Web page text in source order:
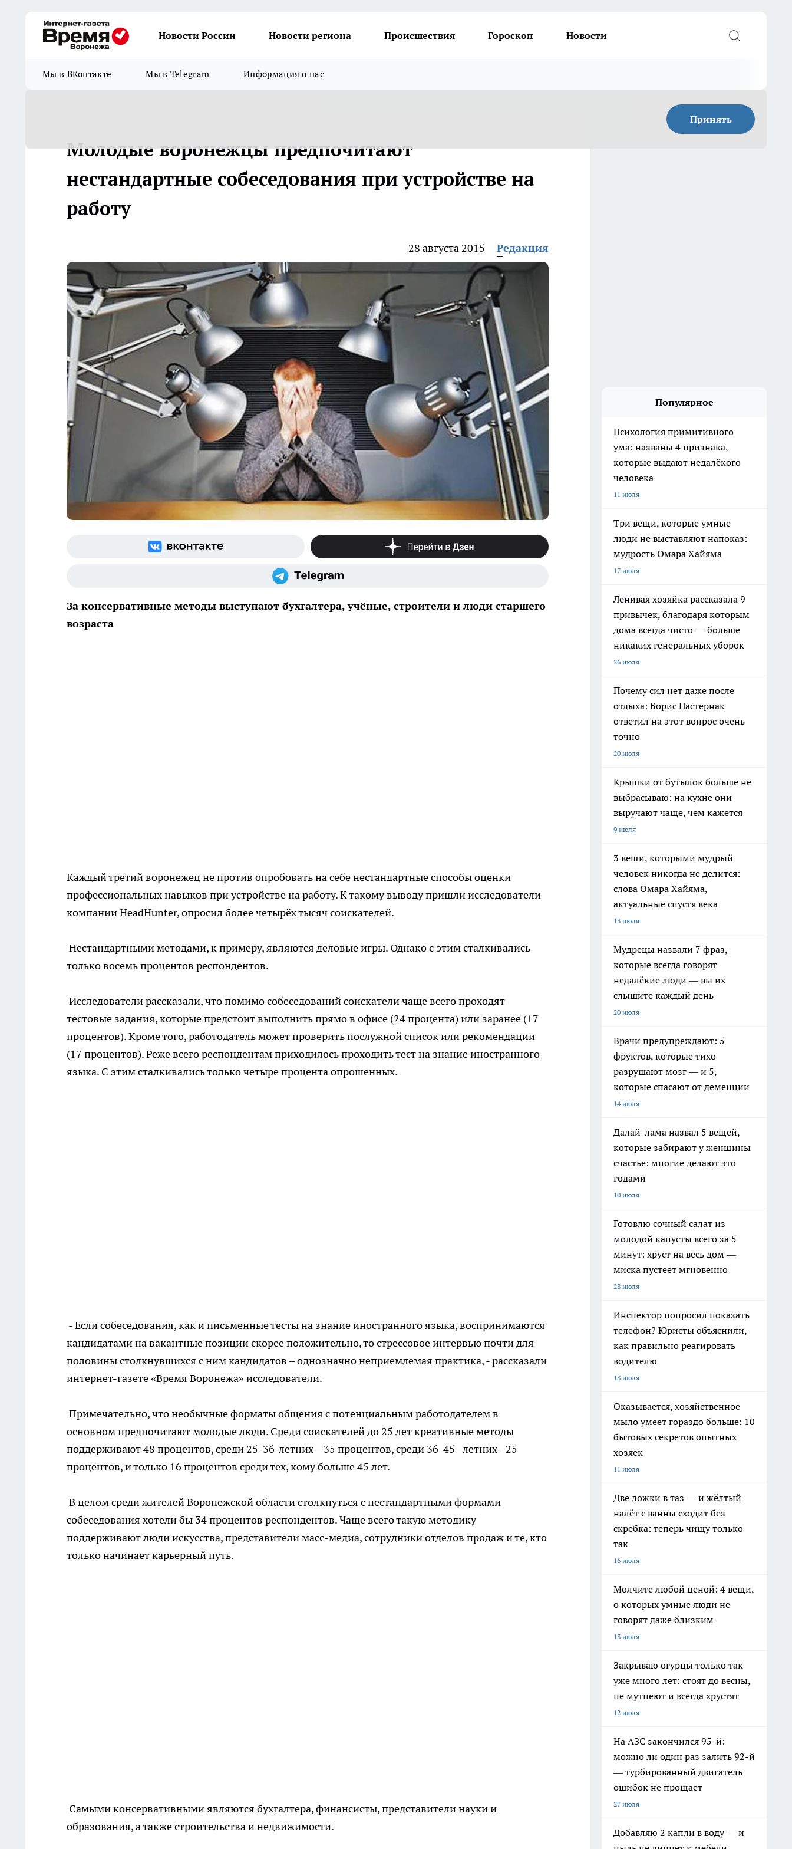
Новости России Новости региона Происшествия Гороскоп Новости
Мы в ВКонтакте Мы в Telegram Информация о нас
Принять
Молодые воронежцы предпочитают
нестандартные собеседования при устройстве на
работу
28 августа 2015 Редакция
За консервативные методы выступают бухгалтера, учёные, строители и люди старшего
возраста
Каждый третий воронежец не против опробовать на себе нестандартные способы оценки
профессиональных навыков при устройстве на работу. К такому выводу пришли исследователи
компании HeadHunter, опросил более четырёх тысяч соискателей.
Нестандартными методами, к примеру, являются деловые игры. Однако с этим сталкивались
только восемь процентов респондентов.
Исследователи рассказали, что помимо собеседований соискатели чаще всего проходят
тестовые задания, которые предстоит выполнить прямо в офисе (24 процента) или заранее (17
процентов). Кроме того, работодатель может проверить послужной список или рекомендации
(17 процентов). Реже всего респондентам приходилось проходить тест на знание иностранного
языка. С этим сталкивались только четыре процента опрошенных.
- Если собеседования, как и письменные тесты на знание иностранного языка, воспринимаются
кандидатами на вакантные позиции скорее положительно, то стрессовое интервью почти для
половины столкнувшихся с ним кандидатов – однозначно неприемлемая практика, - рассказали
интернет-газете «Время Воронежа» исследователи.
Примечательно, что необычные форматы общения с потенциальным работодателем в
основном предпочитают молодые люди. Среди соискателей до 25 лет креативные методы
поддерживают 48 процентов, среди 25-36-летних – 35 процентов, среди 36-45 –летних - 25
процентов, и только 16 процентов среди тех, кому больше 45 лет.
В целом среди жителей Воронежской области столкнуться с нестандартными формами
собеседования хотели бы 34 процентов респондентов. Чаще всего такую методику
поддерживают люди искусства, представители масс-медиа, сотрудники отделов продаж и те, кто
только начинает карьерный путь.
Самыми консервативными являются бухгалтера, финансисты, представители науки и
образования, а также строительства и недвижимости.
Популярное
Психология примитивного
ума: названы 4 признака,
которые выдают недалёкого
человека
11 июля
Три вещи, которые умные
люди не выставляют напоказ:
мудрость Омара Хайяма
17 июля
Ленивая хозяйка рассказала 9
привычек, благодаря которым
дома всегда чисто — больше
никаких генеральных уборок
26 июля
Почему сил нет даже после
отдыха: Борис Пастернак
ответил на этот вопрос очень
точно
20 июля
Крышки от бутылок больше не
выбрасываю: на кухне они
выручают чаще, чем кажется
9 июля
3 вещи, которыми мудрый
человек никогда не делится:
слова Омара Хайяма,
актуальные спустя века
13 июля
Мудрецы назвали 7 фраз,
которые всегда говорят
недалёкие люди — вы их
слышите каждый день
20 июля
Врачи предупреждают: 5
фруктов, которые тихо
разрушают мозг — и 5,
которые спасают от деменции
14 июля
Далай-лама назвал 5 вещей,
которые забирают у женщины
счастье: многие делают это
годами
10 июля
Готовлю сочный салат из
молодой капусты всего за 5
минут: хруст на весь дом —
миска пустеет мгновенно
28 июля
Инспектор попросил показать
телефон? Юристы объяснили,
как правильно реагировать
водителю
18 июля
Оказывается, хозяйственное
мыло умеет гораздо больше: 10
бытовых секретов опытных
хозяек
11 июля
Две ложки в таз — и жёлтый
налёт с ванны сходит без
скребка: теперь чищу только
так
16 июля
Молчите любой ценой: 4 вещи,
о которых умные люди не
говорят даже близким
13 июля
Закрываю огурцы только так
уже много лет: стоят до весны,
не мутнеют и всегда хрустят
12 июля
На АЗС закончился 95-й:
можно ли один раз залить 92-й
— турбированный двигатель
ошибок не прощает
27 июля
Добавляю 2 капли в воду — и